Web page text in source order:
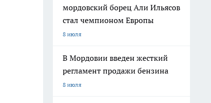
мордовский борец Али Ильясов
стал чемпионом Европы
8 июля
В Мордовии введен жесткий
регламент продажи бензина
8 июля